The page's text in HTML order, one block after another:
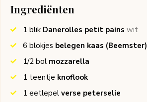
Ingrediënten
1 blik Danerolles petit pains wit
6 blokjes belegen kaas (Beemster)
1/2 bol mozzarella
1 teentje knoflook
1 eetlepel verse peterselie